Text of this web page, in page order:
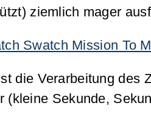
ziemlich mager
die Verarbeitung des
(kleine Sekunde,